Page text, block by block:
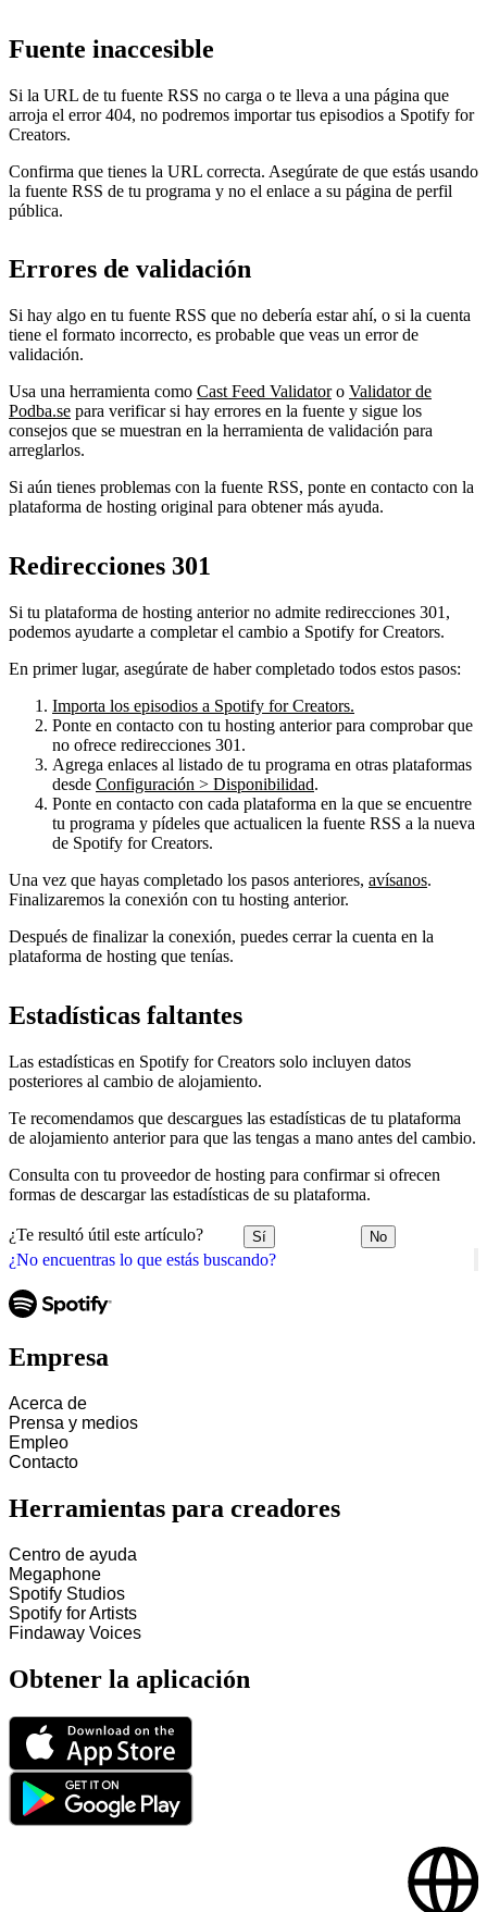
¿No encuentras lo que estás buscando?
Fuente inaccesible
Si la URL de tu fuente RSS no carga o te lleva a una página que
arroja el error 404, no podremos importar tus episodios a Spotify for
Creators.
Confirma que tienes la URL correcta. Asegúrate de que estás usando
la fuente RSS de tu programa y no el enlace a su página de perfil
pública.
Errores de validación
Si hay algo en tu fuente RSS que no debería estar ahí, o si la cuenta
tiene el formato incorrecto, es probable que veas un error de
validación.
Usa una herramienta como Cast Feed Validatoro Validator de
Podba.se para verificar si hay errores en la fuente y sigue los
consejos que se muestran en la herramienta de validación para
arreglarlos.
Si aún tienes problemas con la fuente RSS, ponte en contacto con la
plataforma de hosting original para obtener más ayuda.
Redirecciones 301
Si tu plataforma de hosting anterior no admite redirecciones 301,
podemos ayudarte a completar el cambio a Spotify for Creators.
En primer lugar, asegúrate de haber completado todos estos pasos:
Importa los episodios a Spotify for Creators.
Ponte en contacto con tu hosting anterior para comprobar que
no ofrece redirecciones 301.
Agrega enlaces al listado de tu programa en otras plataformas
desde Configuración > Disponibilidad.
Ponte en contacto con cada plataforma en la que se encuentre
tu programa y pídeles que actualicen la fuente RSS a la nueva
de Spotify for Creators.
Una vez que hayas completado los pasos anteriores, avísanos.
Finalizaremos la conexión con tu hosting anterior.
Después de finalizar la conexión, puedes cerrar la cuenta en la
plataforma de hosting que tenías.
Estadísticas faltantes
Las estadísticas en Spotify for Creators solo incluyen datos
posteriores al cambio de alojamiento.
Te recomendamos que descargues las estadísticas de tu plataforma
de alojamiento anterior para que las tengas a mano antes del cambio.
Consulta con tu proveedor de hosting para confirmar si ofrecen
formas de descargar las estadísticas de su plataforma.
¿Te resultó útil este artículo? Sí No
Empresa
Acerca de
Prensa y medios
Empleo
Contacto
Herramientas para creadores
Centro de ayuda
Megaphone
Spotify Studios
Spotify for Artists
Findaway Voices
Obtener la aplicación